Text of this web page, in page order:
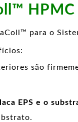
HPMC
para o
são
EPS e o